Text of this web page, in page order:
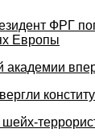
ФРГ
Европы
академии